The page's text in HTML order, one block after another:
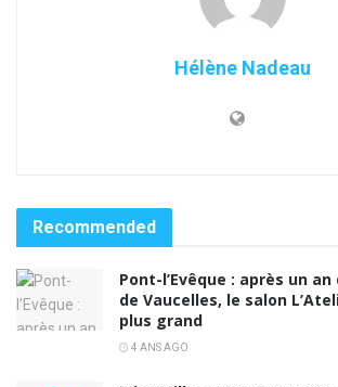
Hélène Nadeau
Recommended
Pont-l’Evêque : après un
de Vaucelles, le salon
plus grand
4 ANS AGO